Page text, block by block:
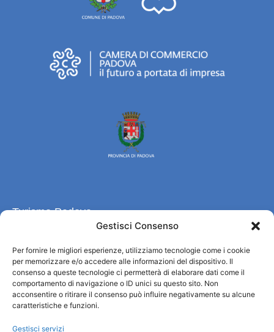
Gestisci Consenso
Per fornire le migliori esperienze, utilizziamo tecnologie come i cookie
per memorizzare e/o accedere alle informazioni del dispositivo. Il
consenso a queste tecnologie ci permetterà di elaborare dati come il
comportamento di navigazione o ID unici su questo sito. Non
acconsentire o ritirare il consenso può influire negativamente su alcune
caratteristiche e funzioni.
Gestisci servizi
Turismo Padova
Informazioni e Accoglienza Turistica/IAT
Privacy policy
Cookie Policy
Credits